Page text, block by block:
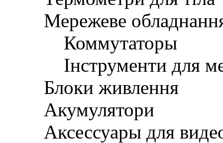
Мережеве
Коммутаторы
Інструменти для
Блоки живлення
Акумулятори
Аксессуары для